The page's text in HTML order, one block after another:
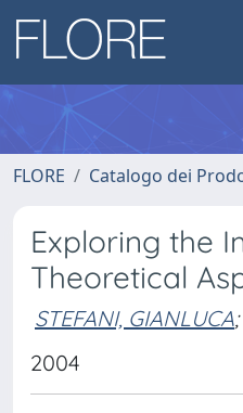
FLORE Catalogo dei
Exploring the
Theoretical
STEFANI, GIANLUCA;
2004